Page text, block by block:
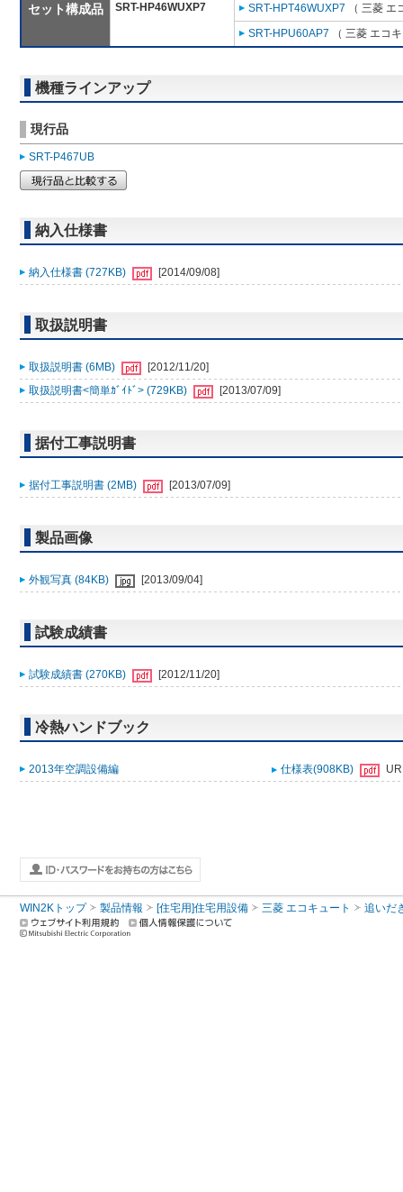
セット構成品
SRT-HP46WUXP7
SRT-HPT46WUXP7 （ 三菱 エ
SRT-HPU60AP7 （ 三菱 エコ
機種ラインアップ
現行品
SRT-P467UB
納入仕様書
納入仕様書 (727KB) [2014/09/08]
取扱説明書
取扱説明書 (6MB)
[2012/11/20]
取扱説明書<簡単ｶﾞｲﾄﾞ> (729KB)
[2013/07/09]
据付工事説明書
据付工事説明書 (2MB) [2013/07/09]
製品画像
外観写真 (84KB) [2013/09/04]
試験成績書
試験成績書 (270KB) [2012/11/20]
冷熱ハンドブック
2013年空調設備編 仕様表(908KB)
WIN2Kトップ 製品情報 [住宅用]住宅用設備 三菱 エコキュート 追いだ